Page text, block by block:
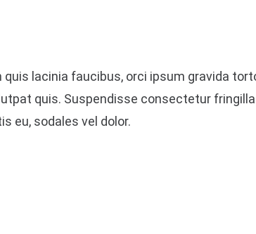
lacinia faucibus, orci ipsum gravida
quis. Suspendisse consectetur
eu, sodales vel dolor.